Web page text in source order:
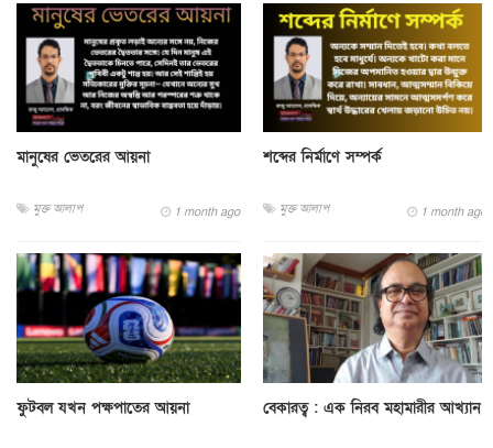
মানুষের ভেতরের আয়না
মুক্ত আলাপ 1 month ago
শব্দের নির্মাণে সম্পর্ক
মুক্ত আলাপ 1 month ago
ফুটবল যখন পক্ষপাতের আয়না বেকারত্ব : এক নিরব মহামারীর আখ্যান